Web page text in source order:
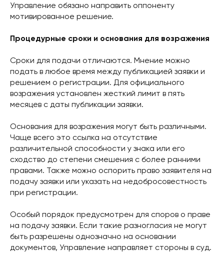
Управление обязано направить оппоненту
мотивированное решение.
Процедурные сроки и основания для возражения
Сроки для подачи отличаются. Мнение можно
подать в любое время между публикацией заявки и
решением о регистрации. Для официального
возражения установлен жесткий лимит в пять
месяцев с даты публикации заявки.
Основания для возражения могут быть различными.
Чаще всего это ссылка на отсутствие
различительной способности у знака или его
сходство до степени смешения с более ранними
правами. Также можно оспорить право заявителя на
подачу заявки или указать на недобросовестность
при регистрации.
Особый порядок предусмотрен для споров о праве
на подачу заявки. Если такие разногласия не могут
быть разрешены однозначно на основании
документов, Управление направляет стороны в суд.